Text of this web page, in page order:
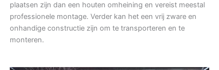
plaatsen zijn dan een houten omheining en vereist meestal
professionele montage. Verder kan het een vrij zware en
onhandige constructie zijn om te transporteren en te
monteren.